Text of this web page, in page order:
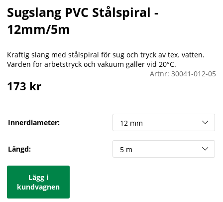
Sugslang PVC Stålspiral -
12mm/5m
Kraftig slang med stålspiral för sug och tryck av tex. vatten.
Värden för arbetstryck och vakuum gäller vid 20°C.
Artnr: 30041-012-05
173 kr
Innerdiameter:
Längd:
Lägg i
kundvagnen